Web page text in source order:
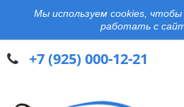
Мы используем cookies,
работать с
+7 (925) 000-12-21